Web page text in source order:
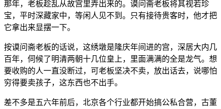
那年，老板趁乱从故宫里弄出来的。谟问斋老板将其视若珍
宝，平时深藏家中，等闲人见不到。只有接待贵客时，他才把
它拿出来显摆一下。
按谟问斋老板的话说，这绣墩是隆庆年间进的宫，深居大内几
百年，伺候了明清两朝十几位皇上，里面满满的全是龙气。想
要收购的人一直没断过，可老板坚决不卖，放出话去，说哪怕
穷得要卖孩子，这东西也不出手。
差不多是五六年前后，北京各个行业都开始搞公私合营，古董